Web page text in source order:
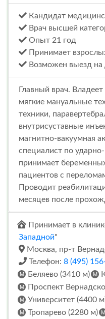
Кандидат
Врач высшей
Опыт 21 год
Принимает
Возможен выезд
Главный врач.
мягкие мануальные
техники,
внутрисуставные
магнитно-вакуумная
специалист по
принимает
пациентов с
Проводит
месяцев после
Принимает в
Западной"
Москва, пр-т
Телефон: 8 (495)
Беляево (3410 м)
Проспект
Университет (4400
Тропарево (2280 м)